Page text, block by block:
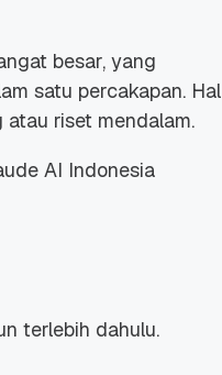
besar, yang
satu percakapan. Hal
riset mendalam.
AI Indonesia
terlebih dahulu.